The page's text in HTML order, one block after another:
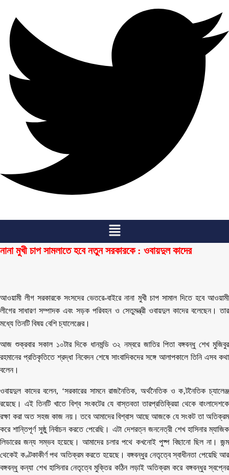
Menu
নানা মুখী চাপ সামলাতে হবে নতুন সরকারকে : ওবায়দুল কাদের
আওয়ামী লীগ সরকারকে সংসদের ভেতরে-বাইরে নানা মুখী চাপ সামাল দিতে হবে আওয়ামী
লীগের সাধারণ সম্পাদক এবং সড়ক পরিবহন ও সেতুমন্ত্রী ওবায়দুল কাদের বলেছেন। তার
মধ্যে তিনটি বিষয় বেশি চ্যালেঞ্জের।
আজ শুক্রবার সকাল ১০টার দিকে ধানমন্ডি ৩২ নম্বরে জাতির পিতা বঙ্গবন্ধু শেখ মুজিবুর
রহমানের প্রতিকৃতিতে শ্রদ্ধা নিবেদন শেষে সাংবাদিকদের সঙ্গে আলাপকালে তিনি এসব কথা
বলেন।
ওবায়দুল কাদের বলেন, ‘সরকারের সামনে রাজনৈতিক, অর্থনৈতিক ও ক‚টনৈতিক চ্যালেঞ্জ
রয়েছে। এই তিনটি খাতে বিশ্ব সংকটের যে বাস্তবতা তারপ্রতিক্রিয়া থেকে বাংলাদেশকে
রক্ষা করা অত সহজ কাজ নয়। তবে আমাদের বিশ্বাস আছে আজকে যে সংকট তা অতিক্রম
করে শান্তিপূর্ণ সুষ্ঠু নির্বাচন করতে পেরেছি। এটা দেশরত্ন জননেত্রী শেখ হাসিনার ম্যাজিক
লিডারের জন্য সম্ভব হয়েছে। আমাদের চলার পথে কখনোই পুষ্প বিছানো ছিল না। জন্ম
থেকেই কণ্টকাকীর্ণ পথ অতিক্রম করতে হয়েছে। বঙ্গবন্ধুর নেতৃত্বে স্বাধীনতা পেয়েছি আর
বঙ্গবন্ধু কন্যা শেখ হাসিনার নেতৃত্বে মুক্তির কঠিন লড়াই অতিক্রম করে বঙ্গবন্ধুর স্বপ্নের